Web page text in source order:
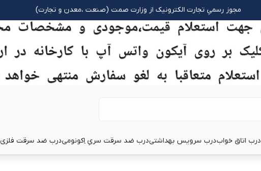
مجوز رسمیِ تجارت الکترونیک از وزارت صمت (صنعت ،معدن و تجارت)
درب اتاق خوابدرب سرویس بهداشتیدرب ضد سرقت سریِ اِکونومیدرب ضد سرقت فلزی